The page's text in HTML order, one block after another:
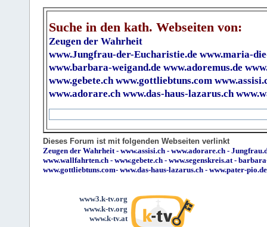
Suche in den kath. Webseiten von:
Zeugen der Wahrheit
www.Jungfrau-der-Eucharistie.de www.maria-
www.barbara-weigand.de www.adoremus.de
www.gebete.ch www.gottliebtuns.com
www.adorare.ch www.das-haus-lazarus.ch
Dieses Forum ist mit folgenden Webseiten verlinkt
Zeugen der Wahrheit- www.assisi.ch - www.adorare.ch -
www.wallfahrten.ch - www.gebete.ch - www.segenskreis.at-
www.gottliebtuns.com- www.das-haus-lazarus.ch - www.pater-pio.de
www3.k-tv.org
www.k-tv.org
www.k-tv.at